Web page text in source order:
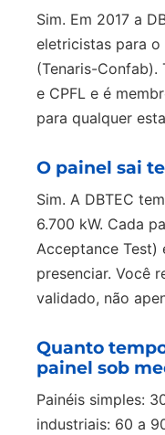
Sim. Em 2017 a
eletricistas para
(Tenaris-Confab).
e CPFL e é
para qualquer
O painel sai
Sim. A DBTEC
6.700 kW. Cada
Acceptance Test)
presenciar. Você
validado, não
Quanto
painel sob
Painéis simples:
industriais: 60 a